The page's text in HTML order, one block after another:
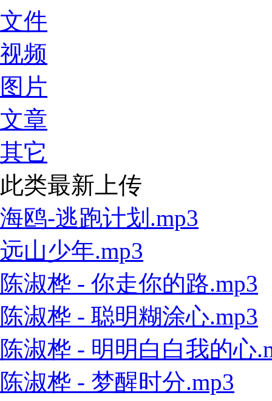
文件
视频
图片
文章
其它
此类最新上传
海鸥-逃跑计划.mp3
远山少年.mp3
陈淑桦 - 你走你的路.mp3
陈淑桦 - 聪明糊涂心.mp3
陈淑桦 - 明明白白我的心
陈淑桦 - 梦醒时分.mp3